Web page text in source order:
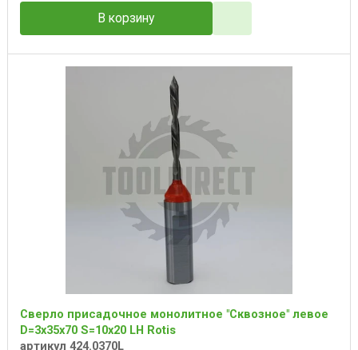
В корзину
Сверло присадочное монолитное "Сквозное" левое
D=3x35x70 S=10x20 LH Rotis
артикул 424.0370L